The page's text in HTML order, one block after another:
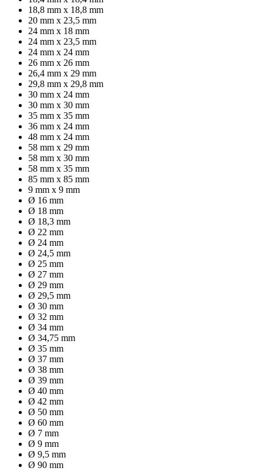
18,8 mm x 18,8 mm
20 mm x 23,5 mm
24 mm x 18 mm
24 mm x 23,5 mm
24 mm x 24 mm
26 mm x 26 mm
26,4 mm x 29 mm
29,8 mm x 29,8 mm
30 mm x 24 mm
30 mm x 30 mm
35 mm x 35 mm
36 mm x 24 mm
48 mm x 24 mm
58 mm x 29 mm
58 mm x 30 mm
58 mm x 35 mm
85 mm x 85 mm
9 mm x 9 mm
Ø 16 mm
Ø 18 mm
Ø 18,3 mm
Ø 22 mm
Ø 24 mm
Ø 24,5 mm
Ø 25 mm
Ø 27 mm
Ø 29 mm
Ø 29,5 mm
Ø 30 mm
Ø 32 mm
Ø 34 mm
Ø 34,75 mm
Ø 35 mm
Ø 37 mm
Ø 38 mm
Ø 39 mm
Ø 40 mm
Ø 42 mm
Ø 50 mm
Ø 60 mm
Ø 7 mm
Ø 9 mm
Ø 9,5 mm
Ø 90 mm